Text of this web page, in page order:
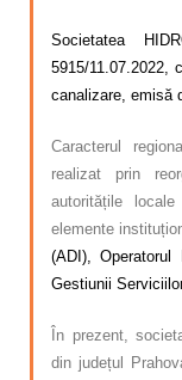
Societatea
5915/11.07.2022,
canalizare, emisă
Caracterul
realizat prin
autoritățile
elemente
(ADI),
Gestiunii
În prezent,
din județul